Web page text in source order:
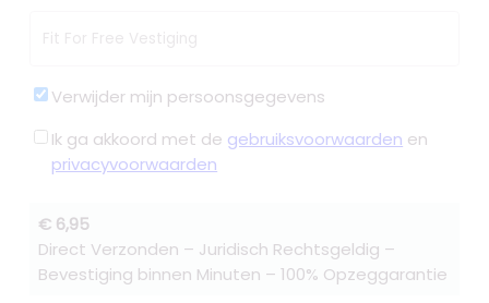
Fit For Free Vestiging
Verwijder mijn persoonsgegevens
Ik ga akkoord met de gebruiksvoorwaarden en
privacyvoorwaarden
€ 6,95
Direct Verzonden – Juridisch Rechtsgeldig –
Bevestiging binnen Minuten – 100% Opzeggarantie